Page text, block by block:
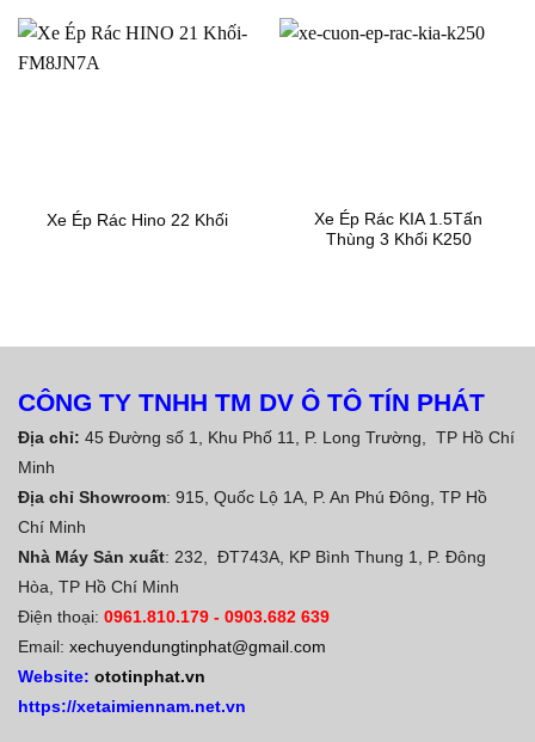
Xe Ép Rác Hino 22 Khối
Xe Ép Rác KIA 1.5Tấn
Thùng 3 Khối K250
CÔNG TY TNHH TM DV Ô TÔ TÍN PHÁT
Địa chỉ: 45 Đường số 1, Khu Phố 11, P. Long Trường, TP Hồ Chí
Minh
Địa chỉ Showroom: 915, Quốc Lộ 1A, P. An Phú Đông, TP Hồ
Chí Minh
Nhà Máy Sản xuất: 232, ĐT743A, KP Bình Thung 1, P. Đông
Hòa, TP Hồ Chí Minh
Điện thoại: 0961.810.179 - 0903.682 639
Email: xechuyendungtinphat@gmail.com
Website: ototinphat.vn
https://xetaimiennam.net.vn